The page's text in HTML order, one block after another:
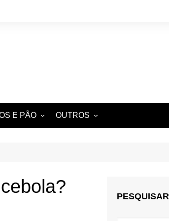
E PÃO OUTROS
ENTRADAS E
ACOMPANHAMENTOSPESQUISAR